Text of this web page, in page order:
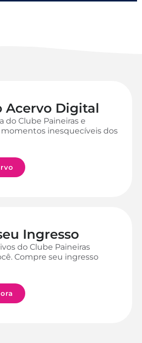
Acervo Digital
do Clube Paineiras e
inesquecíveis dos
Ingresso
do Clube Paineiras
Compre seu ingresso